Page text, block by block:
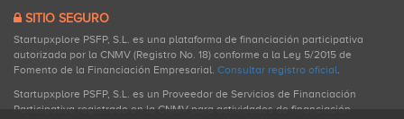
SITIO SEGURO
Startupxplore PSFP, S.L. es una plataforma de financiación participativa
autorizada por la CNMV (Registro No. 18) conforme a la Ley 5/2015 de
Fomento de la Financiación Empresarial. Consultar registro oficial.
Startupxplore PSFP, S.L. es un Proveedor de Servicios de Financiación
Participativa registrado en la CNMV para actividades de financiación